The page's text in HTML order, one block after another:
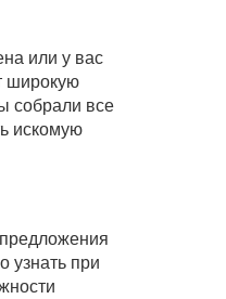
или у вас
широкую
собрали все
искомую
узнать при